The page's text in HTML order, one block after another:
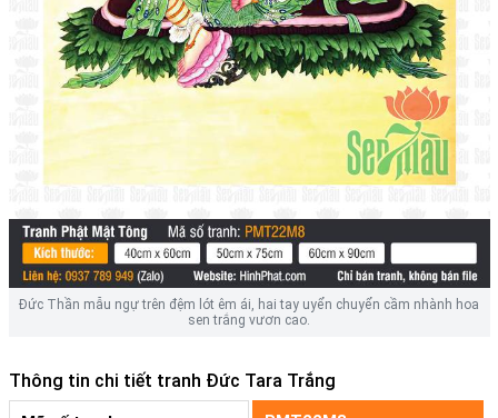
Đức Thần mẫu ngự trên đệm lót êm ái, hai tay uyển chuyển cầm nhành hoa
sen trắng vươn cao.
Thông tin chi tiết tranh Đức Tara Trắng